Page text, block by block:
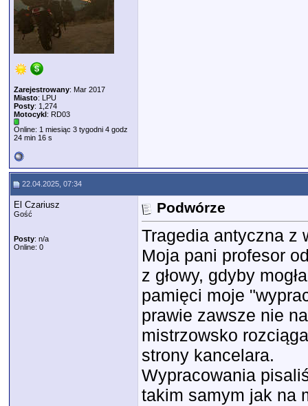
Zarejestrowany: Mar 2017
Miasto: LPU
Posty: 1,274
Motocykl: RD03
Online: 1 miesiąc 3 tygodni 4 godz
24 min 16 s
22.04.2025, 07:34
El Czariusz
Gość
Posty: n/a
Online: 0
Podwórze
Tragedia antyczna z
Moja pani profesor
z głowy, gdyby
pamięci moje
prawie zawsze nie
mistrzowsko
strony kancelara.
Wypracowania
takim samym jak na